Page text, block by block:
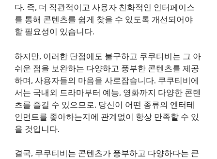
다. 즉, 더 직관적이고 사용자 친화적인 인터페이스
를 통해 콘텐츠를 쉽게 찾을 수 있도록 개선되어야
할 필요성이 있습니다.
하지만, 이러한 단점에도 불구하고 쿠쿠티비는 그 아
쉬운 점을 보완하는 다양하고 풍부한 콘텐츠를 제공
하며, 사용자들의 마음을 사로잡습니다. 쿠쿠티비에
서는 국내외 드라마부터 예능, 영화까지 다양한 콘텐
츠를 즐길 수 있으므로, 당신이 어떤 종류의 엔터테
인먼트를 좋아하는지에 관계없이 항상 만족할 수 있
을 것입니다.
결국, 쿠쿠티비는 콘텐츠가 풍부하고 다양하다는 큰